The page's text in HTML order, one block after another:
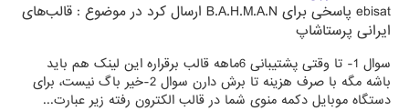
ebisat پاسخی برای B.A.H.M.A.N ارسال کرد در موضوع : قالب‌های
ایرانی پرستاشاپ
سوال 1- تا وقتی پشتیبانی 6ماهه قالب برقراره این لینک هم باید
باشه مگه با صرف هزینه تا برش دارن سوال 2-خیر باگ نیست، برای
دستگاه موبایل دکمه منوی شما در قالب الکترون رفته زیر عبارت...